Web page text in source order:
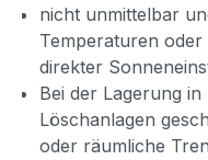
nicht unmittelbar
Temperaturen oder
direkter
Bei der Lagerung
Löschanlagen
oder räumliche